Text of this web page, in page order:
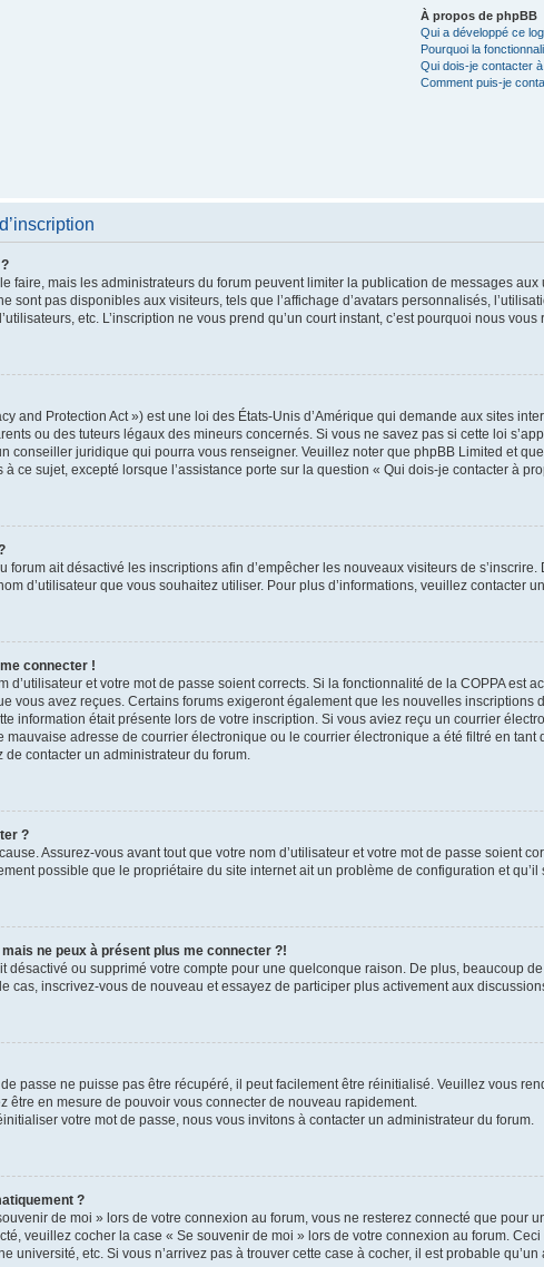
À propos de phpBB
Qui a développé ce
Pourquoi la
Qui dois-je contacter
Comment puis-je
faire, mais les administrateurs du forum peuvent limiter la publication de messages
sont pas disponibles aux visiteurs, tels que l’affichage d’avatars personnalisés,
etc. L’inscription ne vous prend qu’un court instant, c’est pourquoi nous vous
and Protection Act ») est une loi des États-Unis d’Amérique qui demande aux sites
ou des tuteurs légaux des mineurs concernés. Si vous ne savez pas si cette loi
conseiller juridique qui pourra vous renseigner. Veuillez noter que phpBB Limited et
ce sujet, excepté lorsque l’assistance porte sur la question « Qui dois-je contacter à
forum ait désactivé les inscriptions afin d’empêcher les nouveaux visiteurs de
d’utilisateur que vous souhaitez utiliser. Pour plus d’informations, veuillez contacter
connecter !
d’utilisateur et votre mot de passe soient corrects. Si la fonctionnalité de la COPPA est
vous avez reçues. Certains forums exigeront également que les nouvelles
information était présente lors de votre inscription. Si vous aviez reçu un courrier
adresse de courrier électronique ou le courrier électronique a été filtré en
contacter un administrateur du forum.
?
Assurez-vous avant tout que votre nom d’utilisateur et votre mot de passe soient
possible que le propriétaire du site internet ait un problème de configuration et qu’il
ne peux à présent plus me connecter ?!
désactivé ou supprimé votre compte pour une quelconque raison. De plus, beaucoup
cas, inscrivez-vous de nouveau et essayez de participer plus activement aux
passe ne puisse pas être récupéré, il peut facilement être réinitialisé. Veuillez vous
être en mesure de pouvoir vous connecter de nouveau rapidement.
votre mot de passe, nous vous invitons à contacter un administrateur du forum.
?
de moi » lors de votre connexion au forum, vous ne resterez connecté que pour
veuillez cocher la case « Se souvenir de moi » lors de votre connexion au forum.
université, etc. Si vous n’arrivez pas à trouver cette case à cocher, il est probable